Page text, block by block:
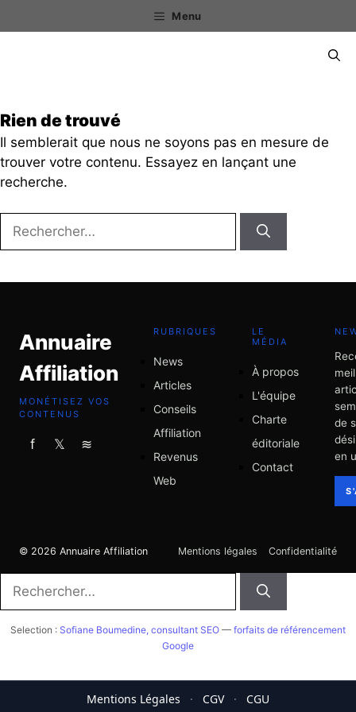
au
Menu
Rien de trouvé
Il semblerait que nous ne soyons pas en mesure de
trouver votre contenu. Essayez en lançant une
recherche.
Annuaire
Affiliation
MONÉTISEZ VOS
CONTENUS
f 𝕏 ≋
RUBRIQUES
News
Articles
Conseils
Affiliation
Revenus
Web
LE
MÉDIA
À propos
L'équipe
Charte
éditoriale
Contact
de
en
© 2026 Annuaire Affiliation Mentions légales Confidentialité
Selection : Sofiane Boumedine, consultant SEO — forfaits de référencement
Google
Mentions Légales · CGV · CGU